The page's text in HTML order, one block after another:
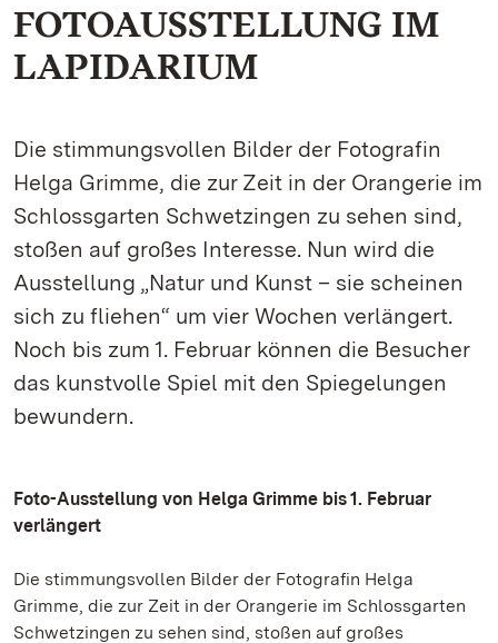
FOTOAUSSTELLUNG IM
LAPIDARIUM
Die stimmungsvollen Bilder der Fotografin
Helga Grimme, die zur Zeit in der Orangerie im
Schlossgarten Schwetzingen zu sehen sind,
stoßen auf großes Interesse. Nun wird die
Ausstellung „Natur und Kunst – sie scheinen
sich zu fliehen“ um vier Wochen verlängert.
Noch bis zum 1. Februar können die Besucher
das kunstvolle Spiel mit den Spiegelungen
bewundern.
Foto-Ausstellung von Helga Grimme bis 1. Februar
verlängert
Die stimmungsvollen Bilder der Fotografin Helga
Grimme, die zur Zeit in der Orangerie im Schlossgarten
Schwetzingen zu sehen sind, stoßen auf großes